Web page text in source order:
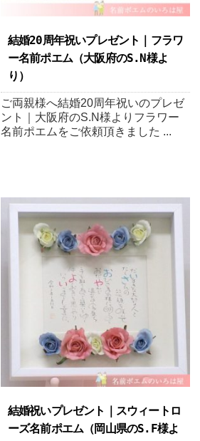
結婚20周年祝いプレゼント｜フラワ
ー名前ポエム（大阪府のS.N様よ
り ）
ご両親様へ結婚20周年祝いのプレゼ
ント｜大阪府のS.N様よりフラワー
名前ポエムをご依頼頂きました ...
結婚祝いプレゼント｜スウィートロ
ーズ名前ポエム（岡山県のS.F様よ